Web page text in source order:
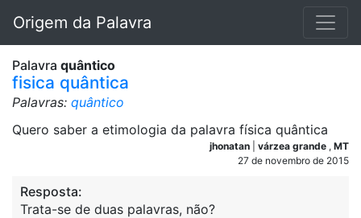
Origem da Palavra
Palavra quântico
fisica quântica
Palavras: quântico
Quero saber a etimologia da palavra física quântica
jhonatan várzea grande , MT
27 de novembro de 2015
Resposta:
Trata-se de duas palavras, não?